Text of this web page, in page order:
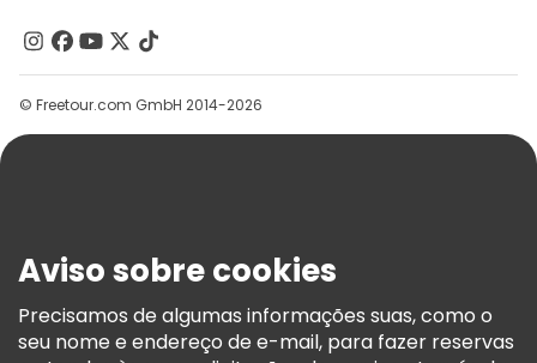
Contacte-Nos
Grupos
Ajuda
Termos E Informações Legais
Política De Cookies
Freetour Prémios
© Freetour.com GmbH 2014-2026
Aviso sobre cookies
Precisamos de algumas informações suas, como o
seu nome e endereço de e-mail, para fazer reservas